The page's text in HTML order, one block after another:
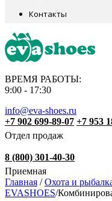
Контакты
ВРЕМЯ РАБОТЫ:
9:00 - 17:30
info@eva-shoes.ru
+7 902 699-89-07 +7 953
Отдел продаж
8 (800) 301-40-30
Приемная
Главная / Охота и
EVASHOES/